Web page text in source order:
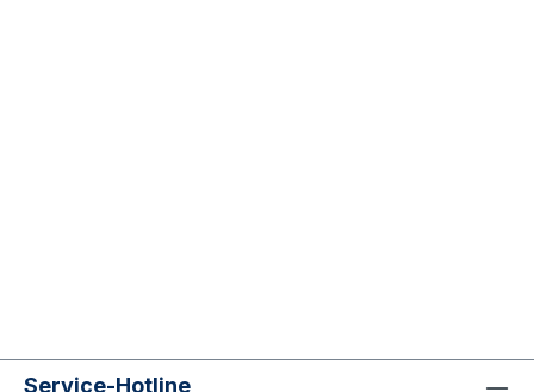
Service-Hotline